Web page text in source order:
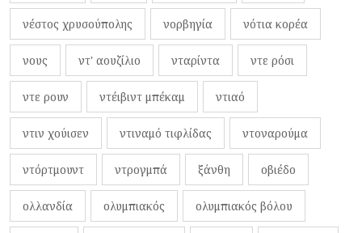
νέστος χρυσούπολης νορβηγία νότια κορέα
νους ντ' αουζίλιο νταρίντα ντε ρόσι
ντε ρουν ντέιβιντ μπέκαμ ντιαό
ντιν χούισεν ντιναμό τιφλίδας ντοναρούμα
ντόρτμουντ ντρογμπά ξάνθη οβιέδο
ολλανδία ολυμπιακός ολυμπιακός βόλου